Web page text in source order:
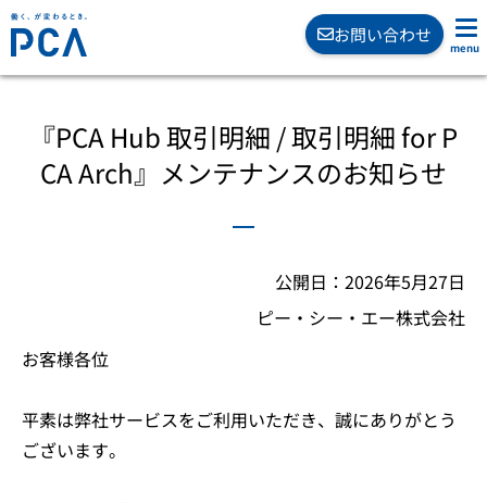
お問い合わせ
『PCA Hub 取引明細 / 取引明細 for P
CA Arch』メンテナンスのお知らせ
公開日：2026年5月27日
ピー・シー・エー株式会社
お客様各位
平素は弊社サービスをご利用いただき、誠にありがとう
ございます。